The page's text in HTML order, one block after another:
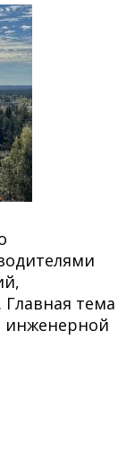
тема
инженерной